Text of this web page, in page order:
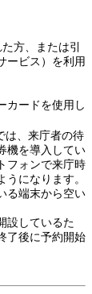
方、または引
ービス）を利用
カードを使用し
は、来庁者の待
機を導入してい
フォンで来庁時
になります。
る端末から空い
設しているた
了後に予約開始